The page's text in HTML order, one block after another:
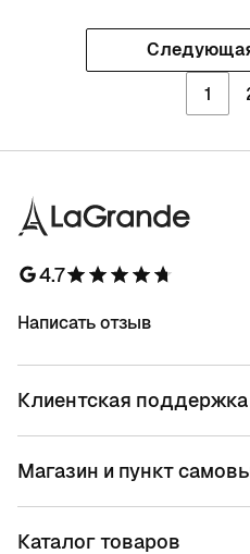
1
4.7
Написать отзыв
Клиентская поддержка
Магазин и пункт
Каталог товаров